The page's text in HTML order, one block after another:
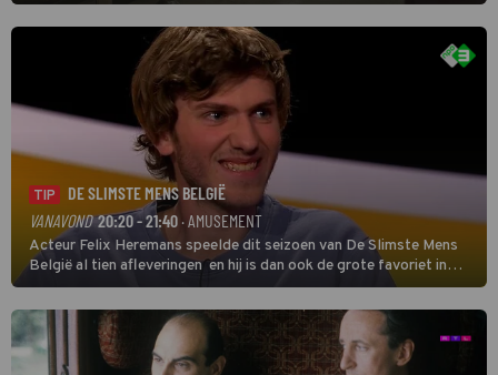
TIP
DE SLIMSTE MENS BELGIË
VANAVOND 20:20 - 21:40· AMUSEMENT
Acteur Felix Heremans speelde dit seizoen van De Slimste Mens
België al tien afleveringen en hij is dan ook de grote favoriet in
deze seizoensfinale. En er is Nederlandse inbreng, want komiek
Soundos El Ahmadi neemt plaats aan de jurytafel.